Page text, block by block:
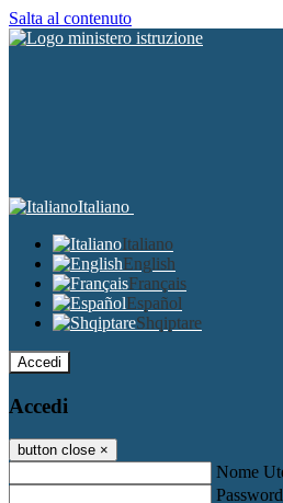
Salta al contenuto
Italiano
Italiano
English
Français
Español
Shqiptare
Accedi
Accedi
button close ×
Nome
Password